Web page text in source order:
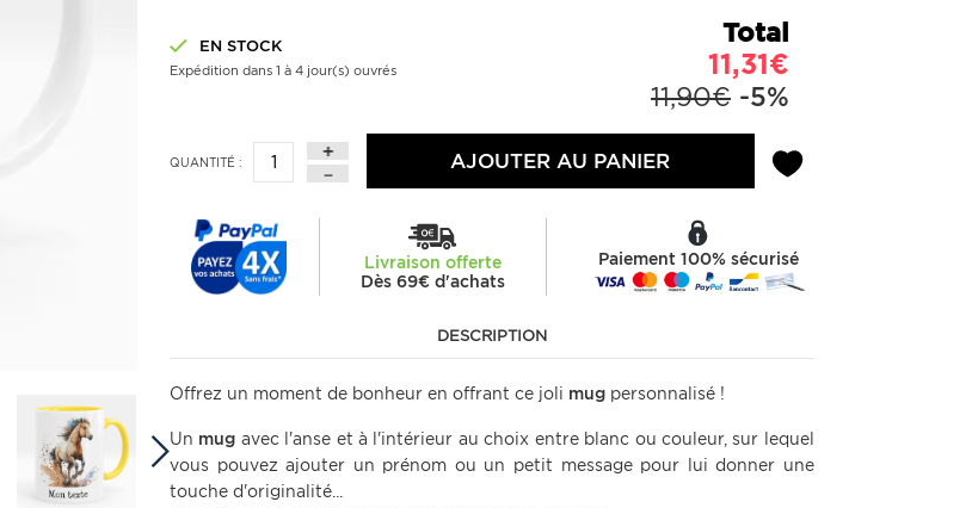
EN STOCK
Expédition dans 1 à 4 jour(s) ouvrés
Total
11,31€
11,90€ -5%
QUANTITÉ : AJOUTER AU PANIER
Livraison offerte
Dès 69€ d'achats
Paiement 100% sécurisé
DESCRIPTION
Offrez un moment de bonheur en offrant ce joli mug personnalisé !
Un mug avec l'anse et à l'intérieur au choix entre blanc ou couleur, sur lequel
vous pouvez ajouter un prénom ou un petit message pour lui donner une
touche d'originalité...